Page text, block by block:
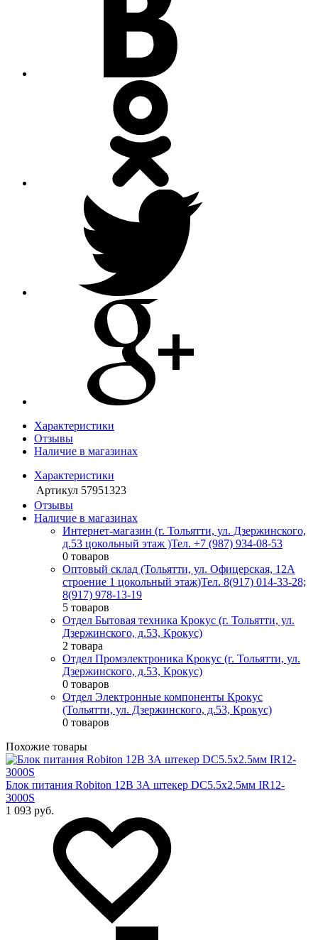
Характеристики
Отзывы
Наличие в магазинах
Характеристики
Артикул 57951323
Отзывы
Наличие в магазинах
Интернет-магазин (г. Тольятти, ул. Дзержинского,
д.53 цокольный этаж )Тел. +7 (987) 934-08-53
0 товаров
Оптовый склад (Тольятти, ул. Офицерская, 12А
строение 1 цокольный этаж)Тел. 8(917) 014-33-28;
8(917) 978-13-19
5 товаров
Отдел Бытовая техника Крокус (г. Тольятти, ул.
Дзержинского, д.53, Крокус)
2 товара
Отдел Промэлектроника Крокус (г. Тольятти, ул.
Дзержинского, д.53, Крокус)
0 товаров
Отдел Электронные компоненты Крокус
(Тольятти, ул. Дзержинского, д.53, Крокус)
0 товаров
Похожие товары
Блок питания Robiton 12В 3А штекер DC5.5x2.5мм IR12-
3000S
1 093 руб.